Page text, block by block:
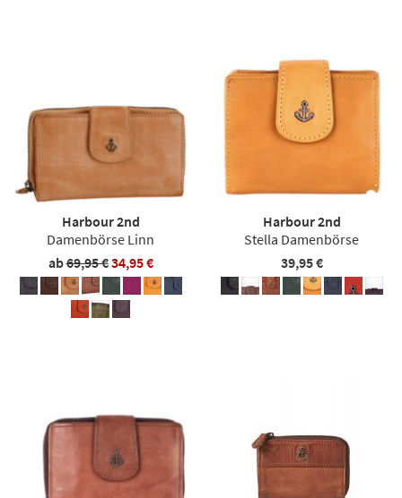
Harbour 2nd
Damenbörse Linn
ab69,95 €34,95 €
Harbour 2nd
Stella Damenbörse
39,95 €